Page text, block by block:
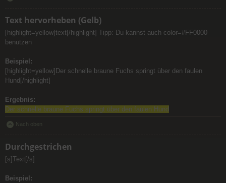
Text hervorheben (Gelb)
[highlight=yellow]text[/highlight] Tipp: Du kannst auch color=#FF0000
benutzen
Beispiel:
[highlight=yellow]Der schnelle braune Fuchs springt über den faulen
Hund[/highlight]
Ergebnis:
Der schnelle braune Fuchs springt über den faulen Hund
Nach oben
Durchgestrichen
[s]Text[/s]
Beispiel: